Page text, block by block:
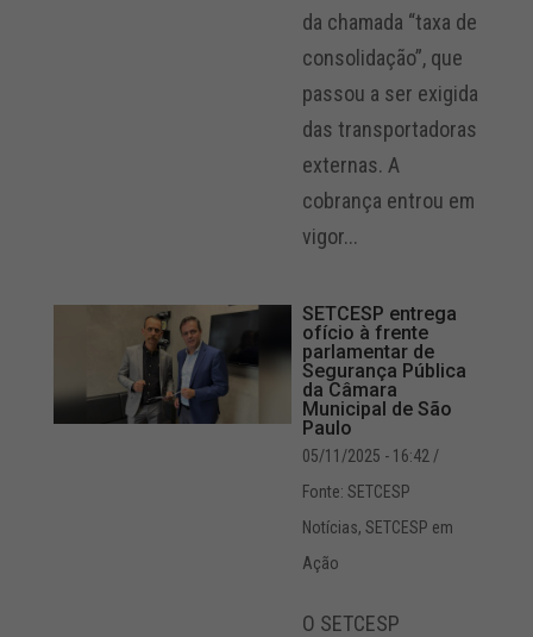
da chamada “taxa de
consolidação”, que
passou a ser exigida
das transportadoras
externas. A
cobrança entrou em
vigor...
SETCESP entrega
ofício à frente
parlamentar de
Segurança Pública
da Câmara
Municipal de São
Paulo
05/11/2025 - 16:42 /
Fonte: SETCESP
Notícias, SETCESP em
Ação
O SETCESP